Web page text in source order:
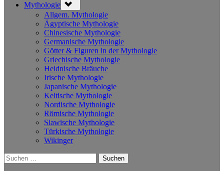
Mythologie sub-
menu
Allgem. Mythologie
Ägyptische Mythologie
Chinesische Mythologie
Germanische Mythologie
Götter & Figuren in der Mythologie
Griechische Mythologie
Heidnische Bräuche
Irische Mythologie
Japanische Mythologie
Keltische Mythologie
Nordische Mythologie
Römische Mythologie
Slawische Mythologie
Türkische Mythologie
Wikinger
Suchen
nach: